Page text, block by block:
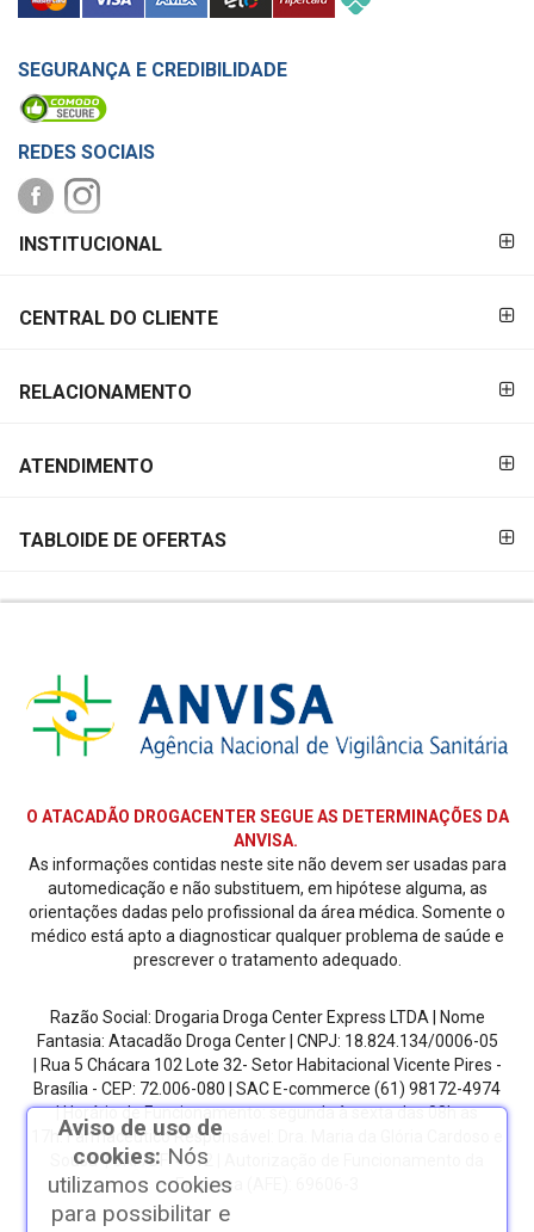
SEGURANÇA E CREDIBILIDADE
REDES SOCIAIS
PAGAMENTO
INSTITUCIONAL
CENTRAL DO CLIENTE
RELACIONAMENTO
ATENDIMENTO
TABLOIDE DE OFERTAS
O ATACADÃO DROGACENTER SEGUE AS DETERMINAÇÕES DA
ANVISA.
As informações contidas neste site não devem ser usadas para
automedicação e não substituem, em hipótese alguma, as
orientações dadas pelo profissional da área médica. Somente o
médico está apto a diagnosticar qualquer problema de saúde e
prescrever o tratamento adequado.
Razão Social: Drogaria Droga Center Express LTDA | Nome
Fantasia: Atacadão Droga Center | CNPJ: 18.824.134/0006-05
| Rua 5 Chácara 102 Lote 32- Setor Habitacional Vicente Pires -
Brasília - CEP: 72.006-080 | SAC E-commerce (61) 98172-4974
| Horário de Funcionamento: segunda à sexta das 08h as
17h.Farmacêutico Responsável: Dra. Maria da Glória Cardoso e
Sousa | CRF/DF: 4612 | Autorização de Funcionamento da
Empresa (AFE): 69606-3
Aviso de uso de
cookies: Nós
utilizamos cookies
para possibilitar e